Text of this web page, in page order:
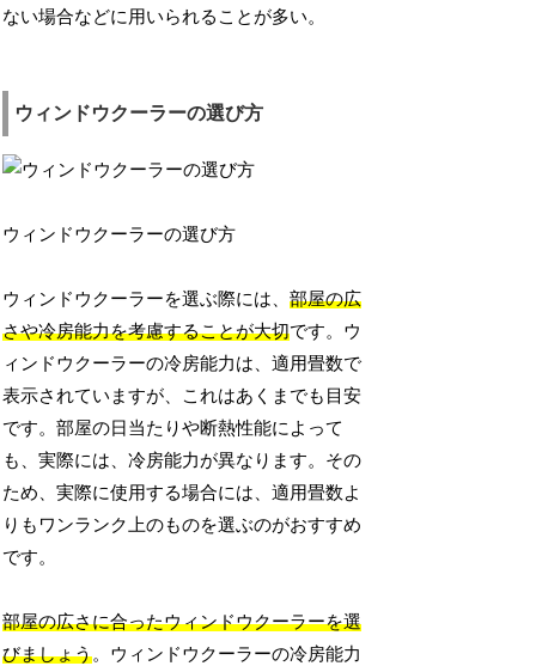
ない場合などに用いられることが多い。
ウィンドウクーラーの選び方
ウィンドウクーラーの選び方
ウィンドウクーラーを選ぶ際には、部屋の広
さや冷房能力を考慮することが大切です。ウ
ィンドウクーラーの冷房能力は、適用畳数で
表示されていますが、これはあくまでも目安
です。部屋の日当たりや断熱性能によって
も、実際には、冷房能力が異なります。その
ため、実際に使用する場合には、適用畳数よ
りもワンランク上のものを選ぶのがおすすめ
です。
部屋の広さに合ったウィンドウクーラーを選
びましょう。ウィンドウクーラーの冷房能力